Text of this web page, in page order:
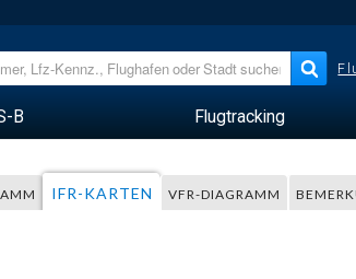
B Flugtracking
IFR-KARTEN VFR-DIAGRAMM